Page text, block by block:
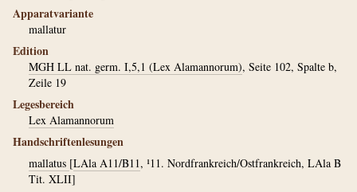
Apparatvariante
mallatur
Edition
MGH LL nat. germ. I,5,1 (Lex Alamannorum), Seite 102, Spalte b,
Zeile 19
Legesbereich
Lex Alamannorum
Handschriftenlesungen
mallatus [LAla A11/B11, ¹11. Nordfrankreich/Ostfrankreich, LAla B
Tit. XLII]